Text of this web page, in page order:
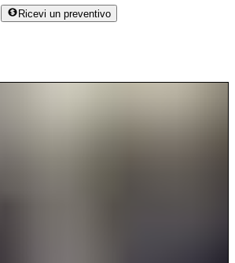
Ricevi un preventivo